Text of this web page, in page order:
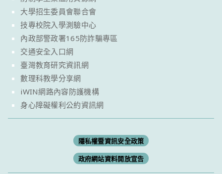
大學招生委員會聯合會
技專校院入學測驗中心
內政部警政署165防詐騙專區
交通安全入口網
臺灣教育研究資訊網
數理科教學分享網
iWIN網路內容防護機構
身心障礙權利公約資訊網
隱私權暨資訊安全政策
政府網站資料開放宣告